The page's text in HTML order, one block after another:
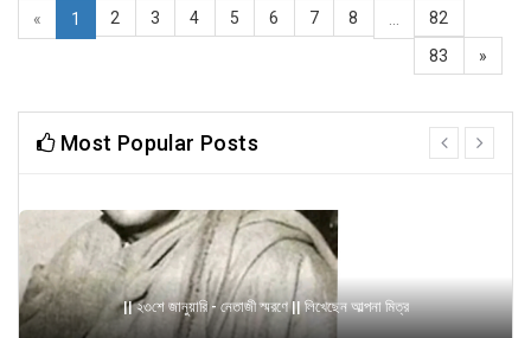
« 1 2 3 4 5 6 7 8
82
83
»
Most Popular Posts
|| ২৩শে জানুয়ারি - নেতাজী স্মরণে || লিখেছেন আল্পনা মিত্র
prev